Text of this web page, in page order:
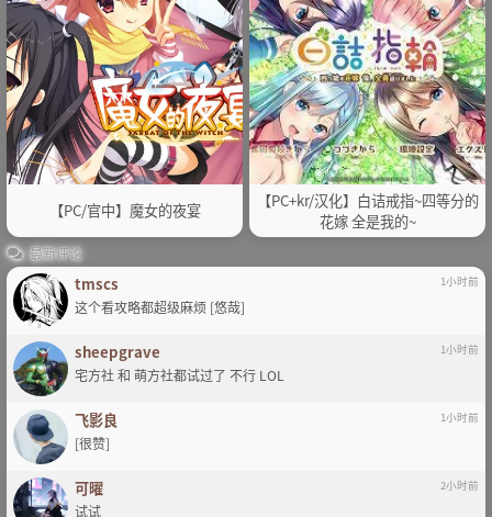
【PC/官中】魔女的夜宴
【PC+kr/汉化】白诘戒指~四等分的
花嫁 全是我的~
最新评论
tmscs 1小时前
这个看攻略都超级麻烦 [悠哉]
sheepgrave 1小时前
宅方社 和 萌方社都试过了 不行 LOL
飞影良 1小时前
[很赞]
可曜 2小时前
试试